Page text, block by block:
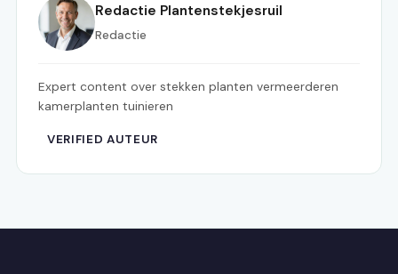
Redactie Plantenstekjesruil
Redactie
Expert content over stekken planten vermeerderen
kamerplanten tuinieren
VERIFIED AUTEUR